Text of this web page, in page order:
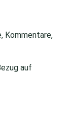
Kommentare,
auf